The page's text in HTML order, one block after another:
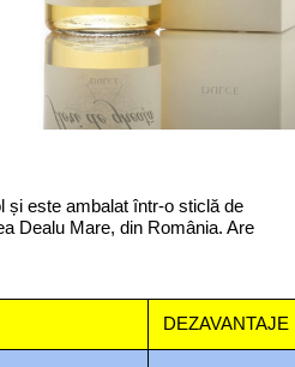
și este ambalat într-o sticlă de
Dealu Mare, din România. Are
DEZAVANTAJE